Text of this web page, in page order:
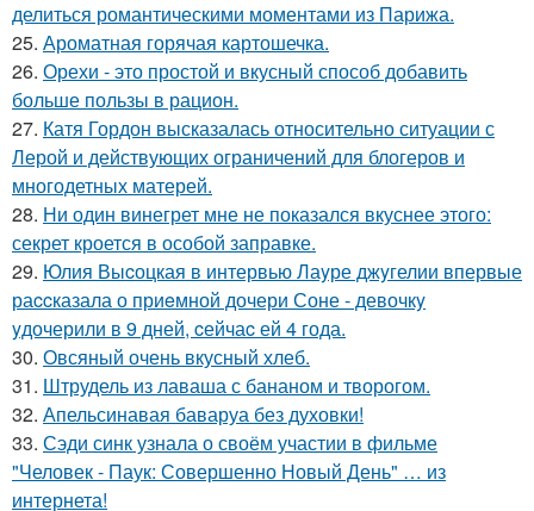
делиться романтическими моментами из Парижа.
25. Ароматная горячая картошечка.
26. Орехи - это простой и вкусный способ добавить
больше пользы в рацион.
27. Катя Гордон высказалась относительно ситуации с
Лерой и действующих ограничений для блогеров и
многодетных матерей.
28. Ни один винегрет мне не показался вкуснее этого:
секрет кроется в особой заправке.
29. Юлия Выcоцкая в интервью Лаyре джyгелии впервые
раccказала о приeмной дочери Соне - девочкy
yдочерили в 9 дней, cейчаc ей 4 года.
30. Овсяный очень вкусный хлеб.
31. Штрудель из лаваша с бананом и творогом.
32. Апельсинавая баваруа без духовки!
33. Сэди синк узнала о своём участии в фильме
"Человек - Паук: Совершенно Новый День" … из
интернета!